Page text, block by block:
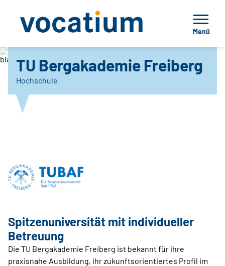
Menü
TU Bergakademie Freiberg
Hochschule
Spitzenuniversität mit individueller
Betreuung
Die TU Bergakademie Freiberg ist bekannt für ihre
praxisnahe Ausbildung, ihr zukunftsorientiertes Profil im